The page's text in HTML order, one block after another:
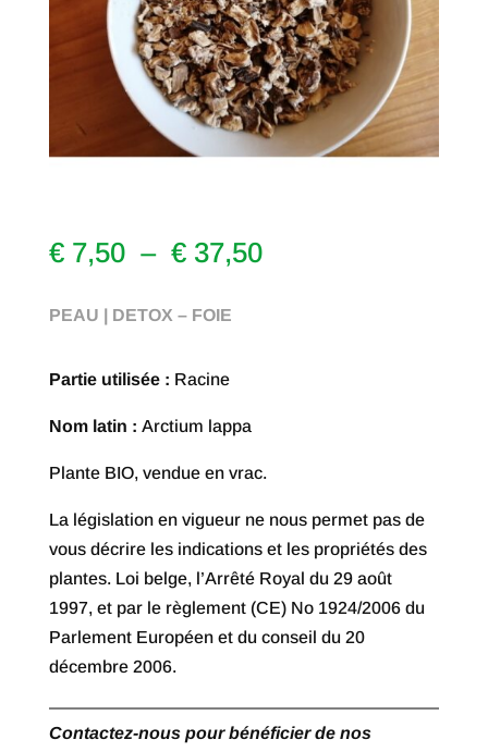
€7,50 – €37,50Plage
PEAU | DETOX – FOIE
Partie utilisée : Racine
Nom latin : Arctium lappa
Plante BIO, vendue en vrac.
La législation en vigueur ne nous permet pas de
vous décrire les indications et les propriétés des
plantes. Loi belge, l’Arrêté Royal du 29 août
1997, et par le règlement (CE) No 1924/2006 du
Parlement Européen et du conseil du 20
décembre 2006.
Contactez-nous pour bénéficier de nos